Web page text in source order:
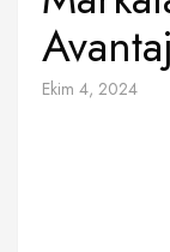
Ekim 4, 2024